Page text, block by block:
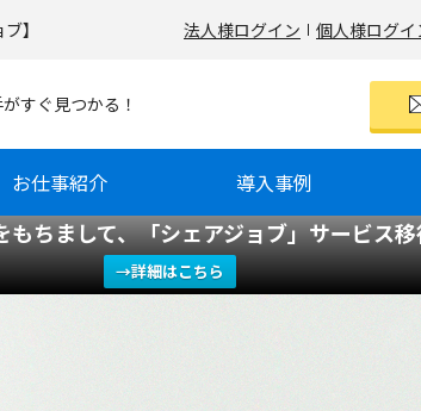
ちまして、「シェアジョブ」サービス
→詳細はこちら
】 法人様ログイン 個人様ログイ
すぐ見つかる！
お仕事紹介 導入事例